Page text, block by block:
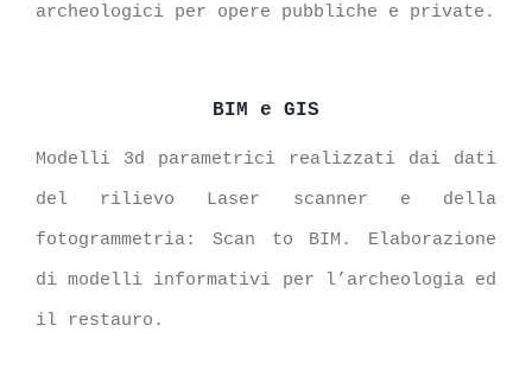
archeologici per opere pubbliche e private.
BIM e GIS
Modelli 3d parametrici realizzati dai dati
del rilievo Laser scanner e della
fotogrammetria: Scan to BIM. Elaborazione
di modelli informativi per l’archeologia ed
il restauro.